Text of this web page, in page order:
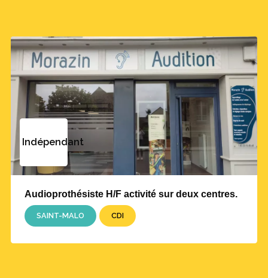
Indépendant
Audioprothésiste H/F activité sur deux centres.
SAINT-MALO CDI